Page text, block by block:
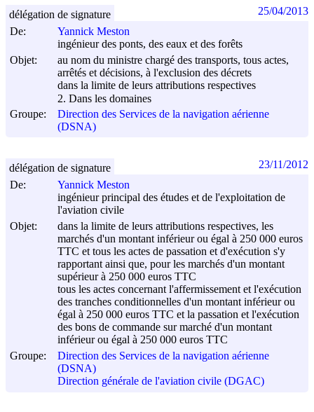
De:
Yannick Meston
ingénieur des ponts, des eaux et des forêts
Objet:
au nom du ministre chargé des transports, tous actes,
arrêtés et décisions, à l'exclusion des décrets
dans la limite de leurs attributions respectives
2. Dans les domaines
Groupe:
Direction des Services de la navigation aérienne
(DSNA)
délégation de signature 25/04/2013
De:
Yannick Meston
ingénieur principal des études et de l'exploitation de
l'aviation civile
Objet:
dans la limite de leurs attributions respectives, les
marchés d'un montant inférieur ou égal à 250 000 euros
TTC et tous les actes de passation et d'exécution s'y
rapportant ainsi que, pour les marchés d'un montant
supérieur à 250 000 euros TTC
tous les actes concernant l'affermissement et l'exécution
des tranches conditionnelles d'un montant inférieur ou
égal à 250 000 euros TTC et la passation et l'exécution
des bons de commande sur marché d'un montant
inférieur ou égal à 250 000 euros TTC
Groupe:
Direction des Services de la navigation aérienne
(DSNA)
Direction générale de l'aviation civile (DGAC)
délégation de signature 23/11/2012